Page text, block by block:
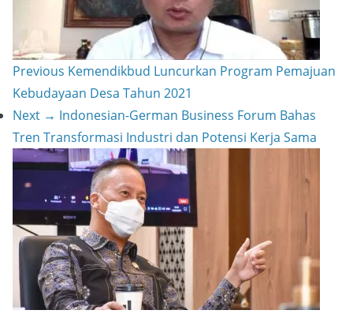
Previous Kemendikbud Luncurkan Program Pemajuan
Kebudayaan Desa Tahun 2021
Next → Indonesian-German Business Forum Bahas
Tren Transformasi Industri dan Potensi Kerja Sama